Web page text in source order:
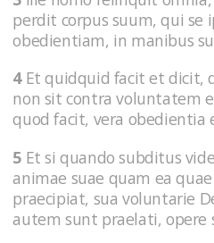
perdit corpus suum, qui
obedientiam, in manibus
4Et quidquid facit et dicit,
non sit contra voluntatem
quod facit, vera obedientia
5 Et si quando subditus
animae suae quam ea
praecipiat, sua voluntarie
autem sunt praelati, opere